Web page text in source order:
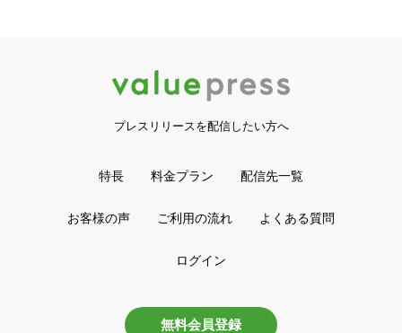
プレスリリースを配信したい方へ
特長 料金プラン 配信先一覧
お客様の声 ご利用の流れ よくある質問
ログイン
無料会員登録